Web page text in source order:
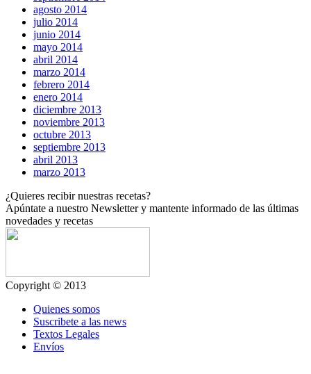
agosto 2014
julio 2014
junio 2014
mayo 2014
abril 2014
marzo 2014
febrero 2014
enero 2014
diciembre 2013
noviembre 2013
octubre 2013
septiembre 2013
abril 2013
marzo 2013
¿Quieres recibir nuestras recetas?
Apúntate a nuestro Newslettery mantente informado de las últimas
novedades y recetas
Copyright © 2013
Quienes somos
Suscribete a las news
Textos Legales
Envíos